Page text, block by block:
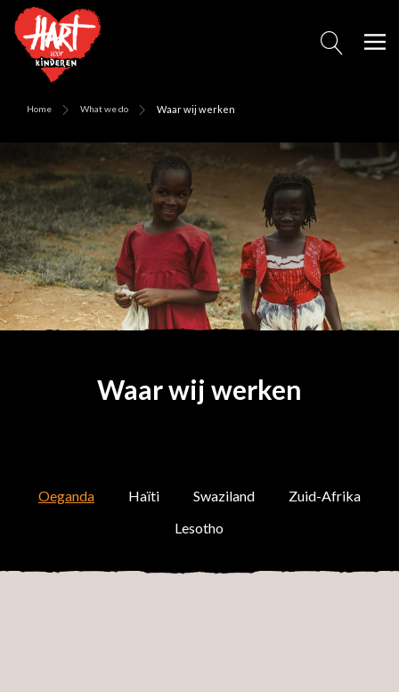
Home What we do Waar wij werken
Waar wij werken
Oeganda Haïti Swaziland
Zuid-Afrika
Lesotho